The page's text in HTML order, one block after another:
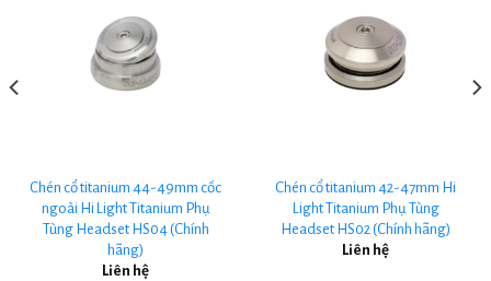
Chén cổ titanium 44-49mm cốc
ngoài Hi Light Titanium Phụ
Tùng Headset HS04 (Chính
hãng)
Liên hệ
Chén cổ titanium 42-47mm Hi
Light Titanium Phụ Tùng
Headset HS02 (Chính hãng)
Liên hệ